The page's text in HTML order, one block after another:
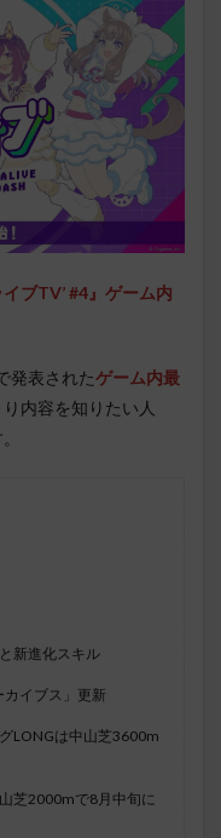
ブTV’ #4』ゲーム内
発表されたゲーム内最
内容を知りたい人
新進化スキル
イブス」更新
LONGは中山芝3600m
芝2000mで8月中旬に